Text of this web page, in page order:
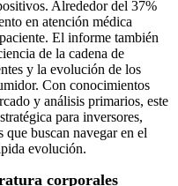
Alrededor del 37%
en atención médica
El informe también
de la cadena de
y la evolución de los
Con conocimientos
y análisis primarios, este
para inversores,
buscan navegar en el
evolución.
corporales